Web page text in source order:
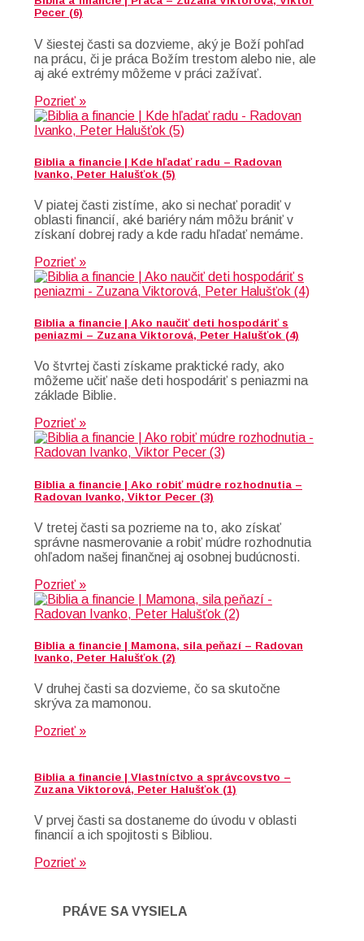
Pecer (6)
V šiestej časti sa dozvieme, aký je Boží pohľad
na prácu, či je práca Božím trestom alebo nie, ale
aj aké extrémy môžeme v práci zažívať.
Pozrieť »
Biblia a financie | Kde hľadať radu – Radovan
Ivanko, Peter Halušťok (5)
V piatej časti zistíme, ako si nechať poradiť v
oblasti financií, aké bariéry nám môžu brániť v
získaní dobrej rady a kde radu hľadať nemáme.
Pozrieť »
Biblia a financie | Ako naučiť deti hospodáriť s
peniazmi – Zuzana Viktorová, Peter Halušťok (4)
Vo štvrtej časti získame praktické rady, ako
môžeme učiť naše deti hospodáriť s peniazmi na
základe Biblie.
Pozrieť »
Biblia a financie | Ako robiť múdre rozhodnutia –
Radovan Ivanko, Viktor Pecer (3)
V tretej časti sa pozrieme na to, ako získať
správne nasmerovanie a robiť múdre rozhodnutia
ohľadom našej finančnej aj osobnej budúcnosti.
Pozrieť »
Biblia a financie | Mamona, sila peňazí – Radovan
Ivanko, Peter Halušťok (2)
V druhej časti sa dozvieme, čo sa skutočne
skrýva za mamonou.
Pozrieť »
Biblia a financie | Vlastníctvo a správcovstvo –
Zuzana Viktorová, Peter Halušťok (1)
V prvej časti sa dostaneme do úvodu v oblasti
financií a ich spojitosti s Bibliou.
Pozrieť »
PRÁVE SA VYSIELA